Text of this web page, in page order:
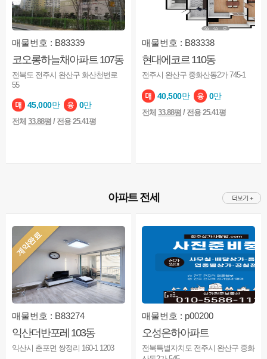
매물번호 : B83339
코오롱하늘채아파트 107동
전북도 전주시 완산구 화산천변로
55
45,000만 0만
전체 33.88평 / 전용 25.41평
매물번호 : B83338
현대에코르 110동
전주시 완산구 중화산동2가 745-1
40,500만 0만
전체33.88평 / 전용 25.41평
아파트 전세
계약완료
매물번호 : B83274
익산더반포레 103동
익산시 춘포면 쌍정리 160-1 1203
매물번호 : p00200
오성은하아파트
전북특별자치도 전주시 완산구 중화